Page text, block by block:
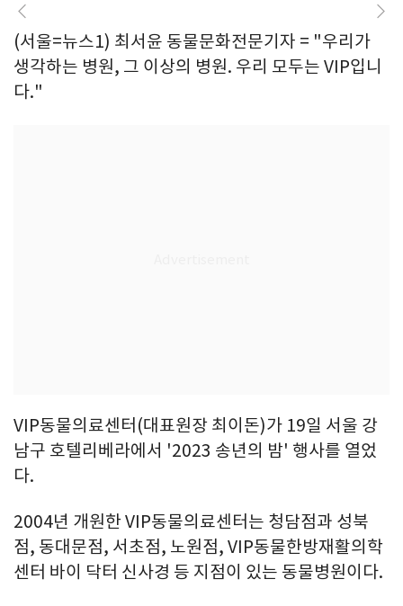
(서울=뉴스1) 최서윤 동물문화전문기자 = "우리가
생각하는 병원, 그 이상의 병원. 우리 모두는 VIP입니
다."
VIP동물의료센터(대표원장 최이돈)가 19일 서울 강
남구 호텔리베라에서 '2023 송년의 밤' 행사를 열었
다.
2004년 개원한 VIP동물의료센터는 청담점과 성북
점, 동대문점, 서초점, 노원점, VIP동물한방재활의학
센터 바이 닥터 신사경 등 지점이 있는 동물병원이다.